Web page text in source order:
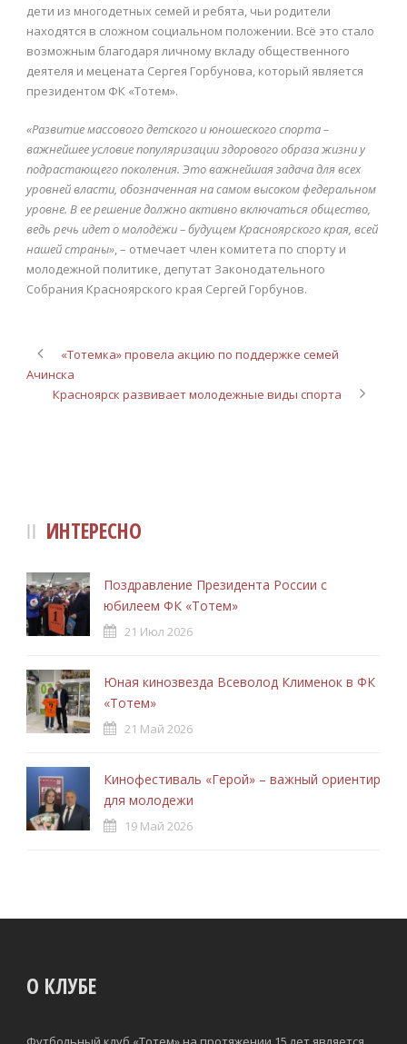
дети из многодетных семей и ребята, чьи родители
находятся в сложном социальном положении. Всё это стало
возможным благодаря личному вкладу общественного
деятеля и мецената Сергея Горбунова, который является
президентом ФК «Тотем».
«Развитие массового детского и юношеского спорта –
важнейшее условие популяризации здорового образа жизни у
подрастающего поколения. Это важнейшая задача для всех
уровней власти, обозначенная на самом высоком федеральном
уровне. В ее решение должно активно включаться общество,
ведь речь идет о молодёжи – будущем Красноярского края, всей
нашей страны» , – отмечает член комитета по спорту и
молодежной политике, депутат Законодательного
Собрания Красноярского края Сергей Горбунов.
«Тотемка» провела акцию по поддержке семей
Ачинска
Красноярск развивает молодежные виды спорта
ИНТЕРЕСНО
Поздравление Президента России с
юбилеем ФК «Тотем»
21 Июл 2026
Юная кинозвезда Всеволод Клименок в ФК
«Тотем»
21 Май 2026
Кинофестиваль «Герой» – важный ориентир
для молодежи
19 Май 2026
О КЛУБЕ